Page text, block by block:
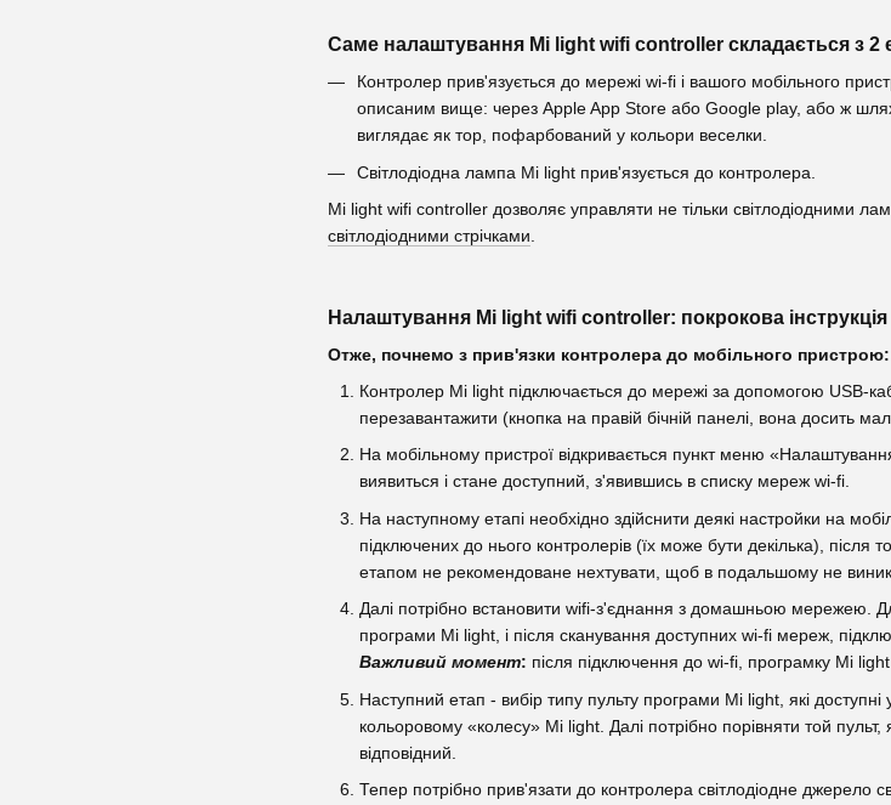
Саме налаштування Mi light wifi controller складається з 2
Контролер прив'язується до мережі wi-fi і вашого мобільного
описаним вище: через Apple App Store або Google play, або ж
виглядає як тор, пофарбований у кольори веселки.
Світлодіодна лампа Mi light прив'язується до контролера.
Mi light wifi controller дозволяє управляти не тільки світлодіодними
світлодіодними стрічками
Налаштування Mi light wifi controller: покрокова інструкція
Отже, почнемо з прив'язки контролера до мобільного пристрою:
Контролер Mi light підключається до мережі за допомогою USB-
перезавантажити (кнопка на правій бічній панелі, вона досить
На мобільному пристрої відкривається пункт меню
виявиться і стане доступний, з'явившись в списку мереж wi-fi.
На наступному етапі необхідно здійснити деякі настройки на
підключених до нього контролерів (їх може бути декілька),
етапом не рекомендоване нехтувати, щоб в подальшому не
Далі потрібно встановити wifi-з'єднання з домашньою мережею.
програми Mi light, і після сканування доступних wi-fi мереж,
Важливий момент: після підключення до wi-fi, програмку Mi
Наступний етап - вибір типу пульту програми Mi light, які
кольоровому «колесу» Mi light. Далі потрібно порівняти той
відповідний.
Тепер потрібно прив'язати до контролера світлодіодне джерело